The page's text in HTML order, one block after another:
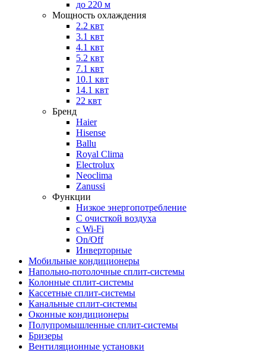
до 220 м
Мощность охлаждения
2.2 квт
3.1 квт
4.1 квт
5.2 квт
7.1 квт
10.1 квт
14.1 квт
22 квт
Бренд
Haier
Hisense
Ballu
Royal Clima
Electrolux
Neoclima
Zanussi
Функции
Низкое энергопотребление
С очисткой воздуха
с Wi-Fi
On/Off
Инверторные
Мобильные кондиционеры
Напольно-потолоч​ные ​сплит-системы
Колонные ​​сплит-системы
Кассетные сплит-системы
Канальные сплит-системы
Оконные кондиционеры
Полупромышленные сплит-системы
Бризеры
Вентиляционные установки